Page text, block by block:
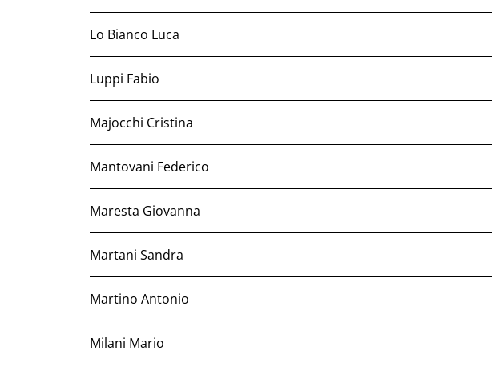
Lo Bianco Luca
Luppi Fabio
Majocchi Cristina
Mantovani Federico
Maresta Giovanna
Martani Sandra
Martino Antonio
Milani Mario